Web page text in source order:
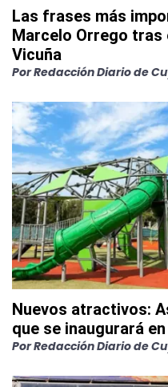
Las frases más
Marcelo Orrego
Vicuña
PorRedacción Diario de
Nuevos atractivos:
que se inaugurará
PorRedacción Diario de